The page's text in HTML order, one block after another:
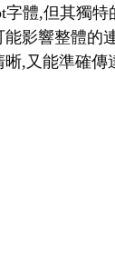
字體,但其獨
影響整體的
,又能準確傳